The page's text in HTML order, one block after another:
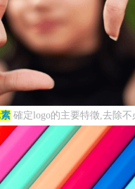
確定logo的主要特徵,去除不